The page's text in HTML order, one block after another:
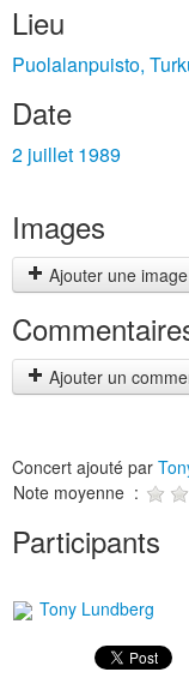
Lieu
Puolalanpuisto,
Date
2 juillet 1989
Images
Ajouter une image
Ajouter un
Concert ajouté par
Note moyenne :
Participants
Tony Lundberg